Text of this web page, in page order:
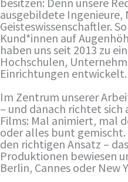
ausgebildete Ingenieure,
Geisteswissenschaftler.
Kund*innen auf
haben uns seit 2013 zu
Hochschulen,
Einrichtungen entwickelt.
Im Zentrum unserer
– und danach richtet sich
Films: Mal animiert, mal
oder alles bunt
den richtigen Ansatz –
Produktionen bewiesen
Berlin, Cannes oder New